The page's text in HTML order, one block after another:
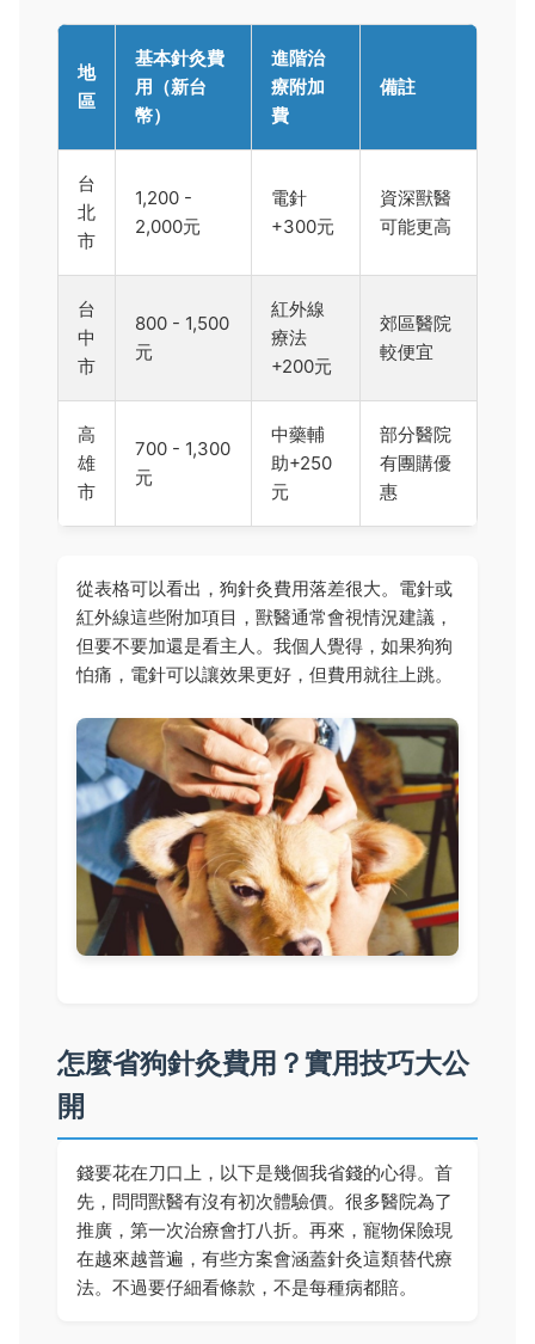
地
區
基本針灸費
用（新台
幣）
進階治
療附加
費
備註
台
北
市
1,200 -
2,000元
電針
+300元
資深獸醫
可能更高
台
中
市
800 - 1,500
元
紅外線
療法
+200元
郊區醫院
較便宜
高
雄
市
700 - 1,300
元
中藥輔
助+250
元
部分醫院
有團購優
惠
從表格可以看出，狗針灸費用落差很大。電針或
紅外線這些附加項目，獸醫通常會視情況建議，
但要不要加還是看主人。我個人覺得，如果狗狗
怕痛，電針可以讓效果更好，但費用就往上跳。
怎麼省狗針灸費用？實用技巧大公
開
錢要花在刀口上，以下是幾個我省錢的心得。首
先，問問獸醫有沒有初次體驗價。很多醫院為了
推廣，第一次治療會打八折。再來，寵物保險現
在越來越普遍，有些方案會涵蓋針灸這類替代療
法。不過要仔細看條款，不是每種病都賠。